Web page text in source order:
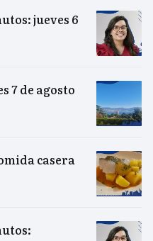
jueves 6
7 de agosto
casera